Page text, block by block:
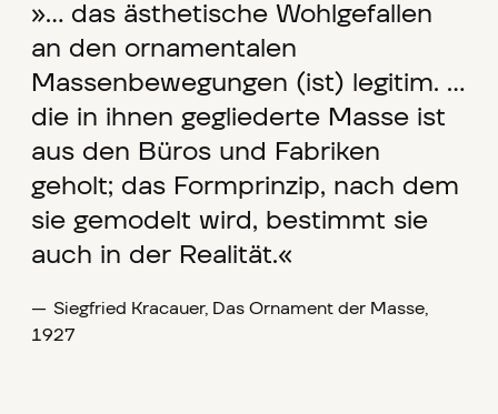
»… das ästhetische Wohlgefallen
an den ornamentalen
Massenbewegungen (ist) legitim. …
die in ihnen gegliederte Masse ist
aus den Büros und Fabriken
geholt; das Formprinzip, nach dem
sie gemodelt wird, bestimmt sie
auch in der Realität.«
— Siegfried Kracauer, Das Ornament der Masse,
1927